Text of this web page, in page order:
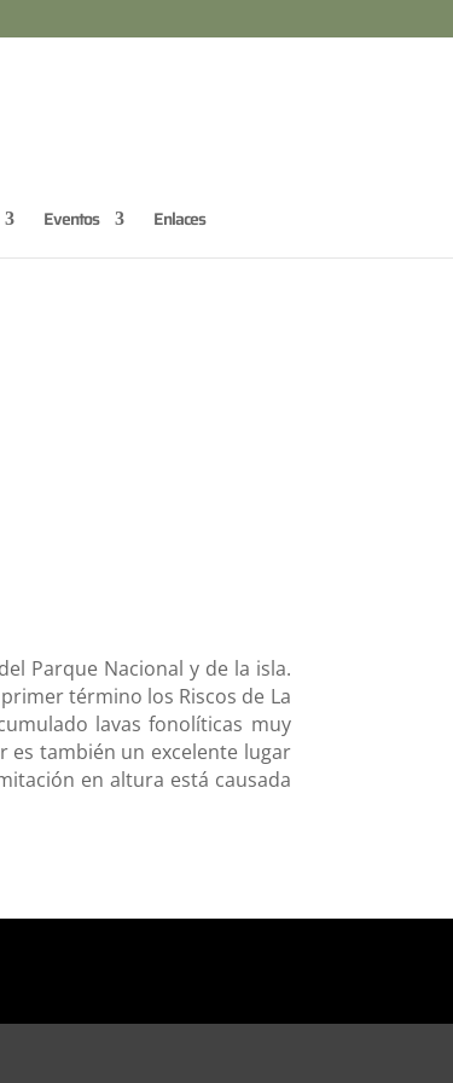
Eventos Enlaces
Parque Nacional y de la isla.
término los Riscos de La
lavas fonolíticas muy
es también un excelente lugar
en altura está causada